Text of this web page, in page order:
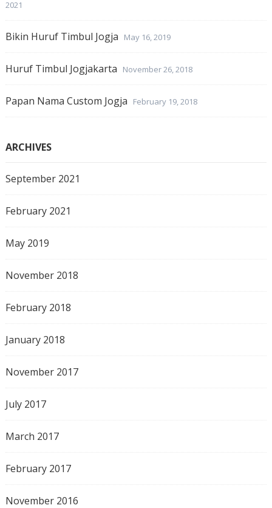
2021
Bikin Huruf Timbul Jogja May 16, 2019
Huruf Timbul Jogjakarta November 26, 2018
Papan Nama Custom Jogja February 19, 2018
ARCHIVES
September 2021
February 2021
May 2019
November 2018
February 2018
January 2018
November 2017
July 2017
March 2017
February 2017
November 2016